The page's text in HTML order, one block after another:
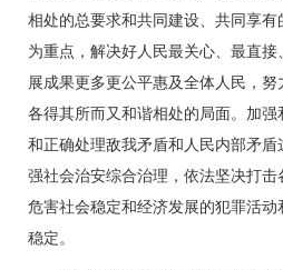
相处的总要求和共同建设、共同享
为重点，解决好人民最关心、最直
展成果更多更公平惠及全体人民，努
各得其所而又和谐相处的局面。加
和正确处理敌我矛盾和人民内部矛
强社会治安综合治理，依法坚决打击
危害社会稳定和经济发展的犯罪活
稳定。